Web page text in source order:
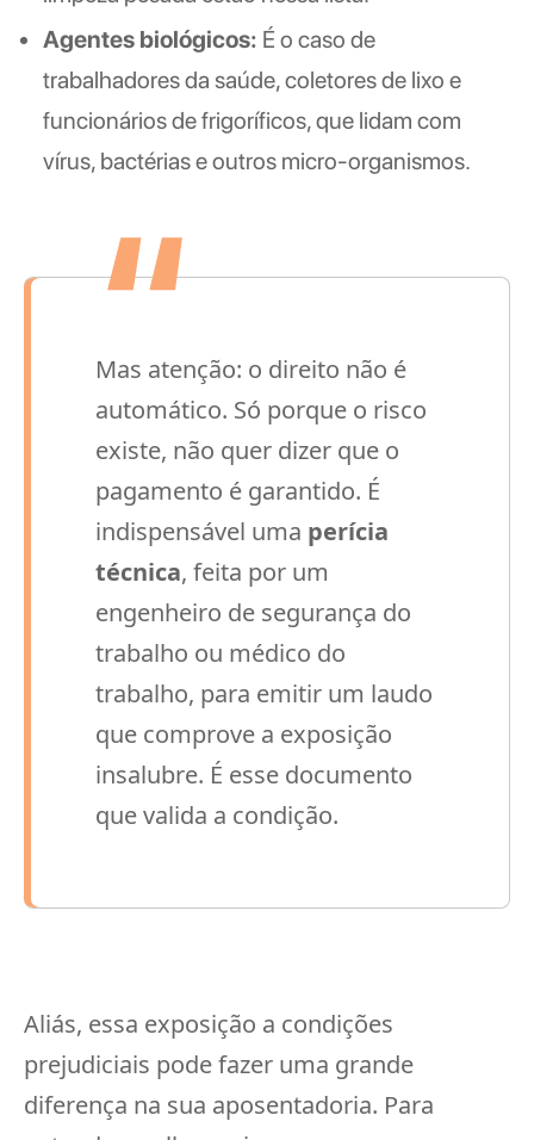
Agentes biológicos: É o caso de
trabalhadores da saúde, coletores de lixo e
funcionários de frigoríficos, que lidam com
vírus, bactérias e outros micro-organismos.
Mas atenção: o direito não é
automático. Só porque o risco
existe, não quer dizer que o
pagamento é garantido. É
indispensável uma perícia
técnica, feita por um
engenheiro de segurança do
trabalho ou médico do
trabalho, para emitir um laudo
que comprove a exposição
insalubre. É esse documento
que valida a condição.
Aliás, essa exposição a condições
prejudiciais pode fazer uma grande
diferença na sua aposentadoria. Para